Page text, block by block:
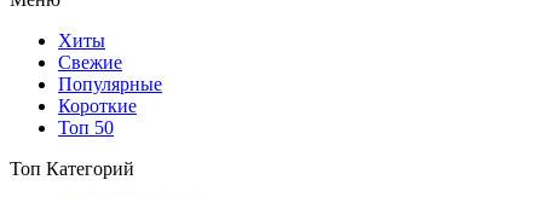
Хиты
Свежие
Популярные
Короткие
Топ 50
Топ Категорий